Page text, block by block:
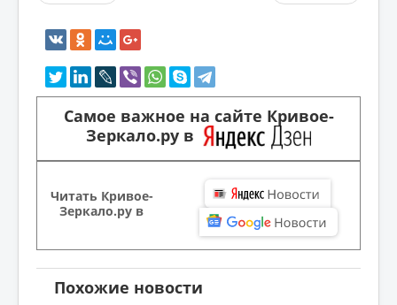
Самое важное на сайте Кривое-
Зеркало.ру в
Читать Кривое-
Зеркало.ру в
Похожие новости